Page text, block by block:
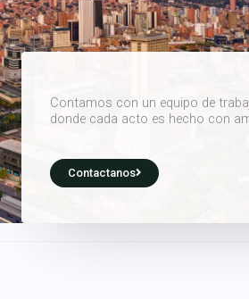
Contamos con un equipo de
donde cada acto es hecho con
Contactanos